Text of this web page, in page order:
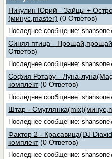
Никулин Юрий - Зайцы +
(минус,master) (0 Ответов)
Последнее сообщение:
Синяя птица -
Ответов)
Последнее сообщение:
София Ротару - Луна-
комплект (0 Ответов)
Последнее сообщение:
Штар -
Последнее сообщение:
Фактор 2 - Красавица(DJ
комплект (0 Ответов)
Последнее сообщение: